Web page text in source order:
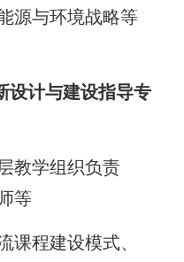
源与环境战略等
设计与建设指导专
教学组织负责
等
课程建设模式、